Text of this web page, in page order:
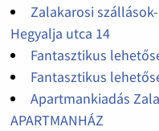
Zalakarosi
Hegyalja utca 14
Fantasztikus
Fantasztikus
Apartmankiadás
APARTMANHÁZ